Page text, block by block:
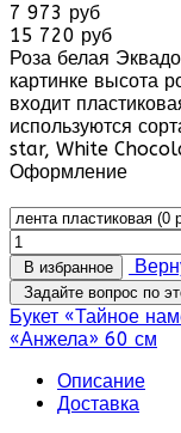
7 973 руб
15 720 руб
Роза белая
картинке высота
входит
используются
star, White
Оформление
В избранное
Задайте вопрос по
Букет «Тайное
«Анжела» 60 см
Описание
Доставка